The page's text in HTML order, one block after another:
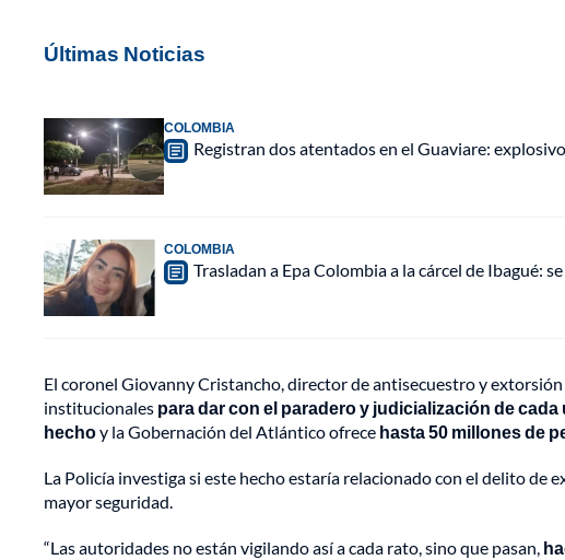
Últimas Noticias
COLOMBIA
Registran dos atentados en el Guaviare:
COLOMBIA
Trasladan a Epa Colombia a la cárcel de Ibagué:
El coronel Giovanny Cristancho, director de antisecuestro y
institucionales para dar con el paradero y judicialización de
hechoy la Gobernación del Atlántico ofrece hasta 50 millones de
La Policía investiga si este hecho estaría relacionado con el delito de
mayor seguridad.
“Las autoridades no están vigilando así a cada rato, sino que pasan,